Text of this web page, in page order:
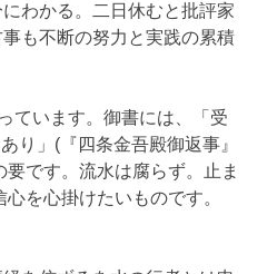
わかる。二日休むと批評家
も不断の努力と実践の累積
ています。御書には、「受
り」(『四条金吾殿御返事』
です。流水は腐らず。止ま
を心掛けたいものです。